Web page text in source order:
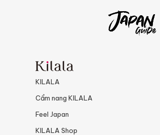
KILALA
Cẩm nang KILALA
Feel Japan
KILALA Shop